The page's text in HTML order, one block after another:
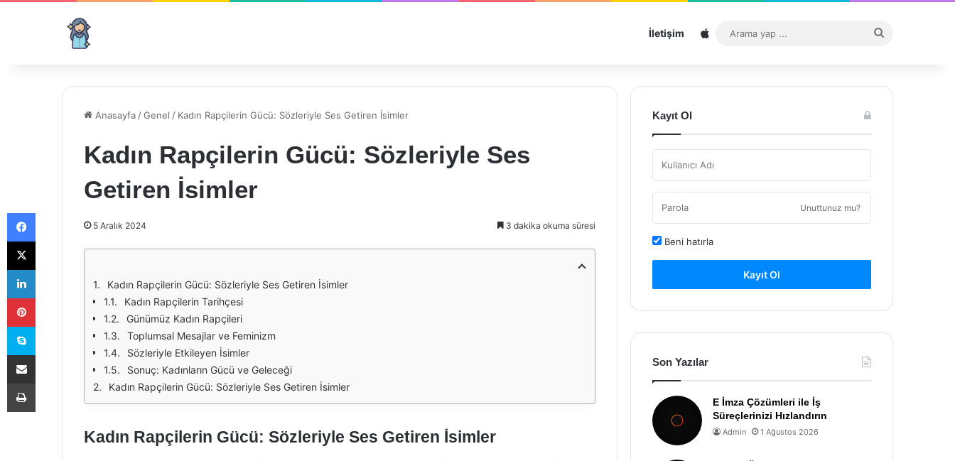
İletişim Sitemap
...
Anasayfa /Genel / Kadın Rapçilerin Gücü: Sözleriyle Ses Getiren İsimler
Kadın Rapçilerin Gücü: Sözleriyle Ses
Getiren İsimler
5 Aralık 2024 3 dakika okuma süresi
Kadın Rapçilerin Gücü: Sözleriyle Ses Getiren İsimler
Kadın Rapçilerin Tarihçesi
Günümüz Kadın Rapçileri
Toplumsal Mesajlar ve Feminizm
Sözleriyle Etkileyen İsimler
Sonuç: Kadınların Gücü ve Geleceği
Kadın Rapçilerin Gücü: Sözleriyle Ses Getiren İsimler
Kadın Rapçilerin Gücü: Sözleriyle Ses Getiren İsimler
Kayıt Ol
Unuttunuz mu?
Beni hatırla
Kayıt Ol
Son Yazılar
E İmza Çözümleri ile İş
Süreçlerinizi Hızlandırın
Admin 1 Ağustos 2026
Facebook
X
LinkedIn
Pinterest
Skype
E-Posta ile paylaş